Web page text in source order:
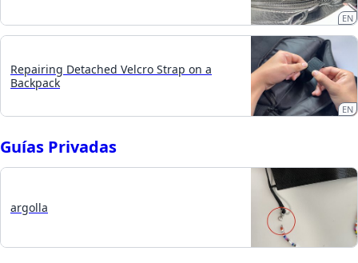
EN
Repairing Detached Velcro Strap on a
Backpack
EN
Guías Privadas
argolla